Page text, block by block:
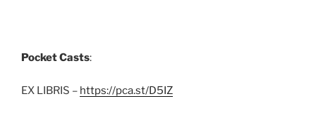
Pocket Casts:
EX LIBRIS – https://pca.st/D5IZ